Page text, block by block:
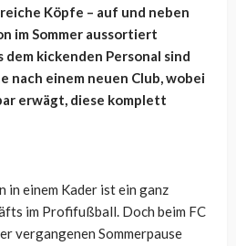
Köpfe – auf und neben
im Sommer aussortiert
dem kickenden Personal sind
nach einem neuen Club, wobei
erwägt, diese komplett
in einem Kader ist ein ganz
im Profifußball. Doch beim FC
vergangenen Sommerpause